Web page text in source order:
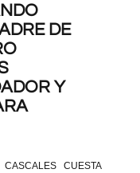
DE
Y
CASCALES CUESTA